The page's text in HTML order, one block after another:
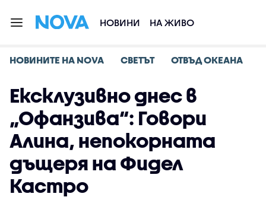
НОВИНИ НА ЖИВО
НОВИНИТЕ НА NOVA СВЕТЪТ ОТВЪД ОКЕАНА
Ексклузивно днес в
„Офанзива“: Говори
Алина, непокорната
дъщеря на Фидел
Кастро